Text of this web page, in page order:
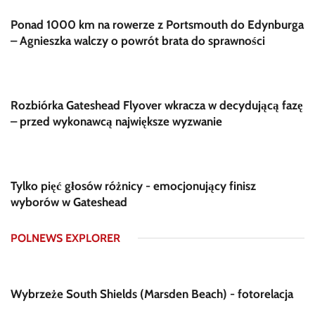
Ponad 1000 km na rowerze z Portsmouth do Edynburga
– Agnieszka walczy o powrót brata do sprawności
Rozbiórka Gateshead Flyover wkracza w decydującą fazę
– przed wykonawcą największe wyzwanie
Tylko pięć głosów różnicy - emocjonujący finisz
wyborów w Gateshead
POLNEWS EXPLORER
Wybrzeże South Shields (Marsden Beach) - fotorelacja